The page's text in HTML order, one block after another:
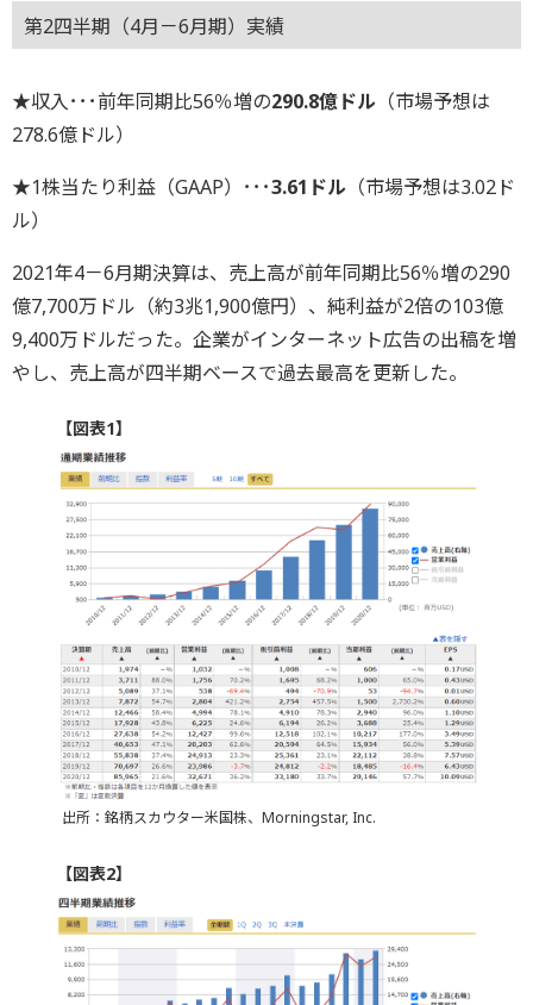
第2四半期（4月－6月期）実績
★収入･･･前年同期比56％増の290.8億ドル （市場予想は
278.6億ドル）
★1株当たり利益（GAAP）･･･3.61ドル （市場予想は3.02ド
ル）
2021年4－6月期決算は、売上高が前年同期比56％増の290
億7,700万ドル（約3兆1,900億円）、純利益が2倍の103億
9,400万ドルだった。企業がインターネット広告の出稿を増
やし、売上高が四半期ベースで過去最高を更新した。
【図表1】
出所：銘柄スカウター米国株、Morningstar, Inc.
【図表2】